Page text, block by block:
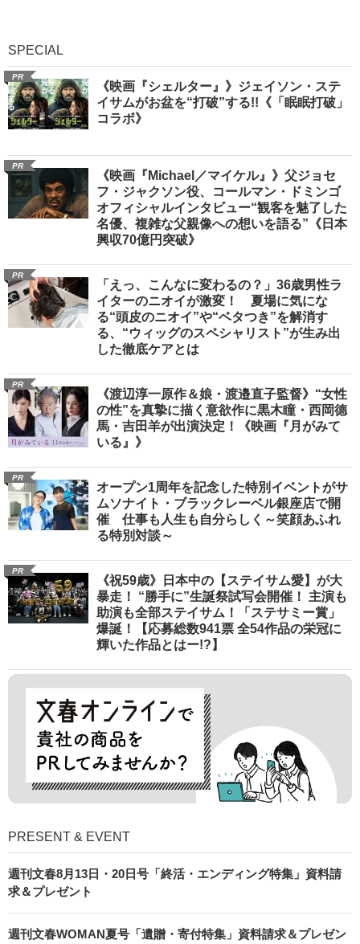
SPECIAL
PR
《映画『シェルター』》ジェイソン・ステ
イサムがお盆を“打破”する!!《「眠眠打破」
コラボ》
PR
《映画『Michael／マイケル』》父ジョセ
フ・ジャクソン役、コールマン・ドミンゴ
オフィシャルインタビュー“観客を魅了した
名優、複雑な父親像への想いを語る”《日本
興収70億円突破》
PR
「えっ、こんなに変わるの？」36歳男性ラ
イターのニオイが激変！ 夏場に気にな
る“頭皮のニオイ”や“ベタつき”を解消す
る、“ウィッグのスペシャリスト”が生み出
した徹底ケアとは
PR
《渡辺淳一原作＆娘・渡邉直子監督》“女性
の性”を真摯に描く意欲作に黒木瞳・西岡德
馬・吉田羊が出演決定！《映画『月がみて
いる』》
PR
オープン1周年を記念した特別イベントがサ
ムソナイト・ブラックレーベル銀座店で開
催 仕事も人生も自分らしく～笑顔あふれ
る特別対談～
PR
《祝59歳》日本中の【ステイサム愛】が大
暴走！ “勝手に”生誕祭試写会開催！ 主演も
助演も全部ステイサム！「ステサミー賞」
爆誕！【応募総数941票 全54作品の栄冠に
輝いた作品とはー!?】
PRESENT & EVENT
週刊文春8月13日・20日号「終活・エンディング特集」資料請
求＆プレゼント
週刊文春WOMAN夏号「遺贈・寄付特集」資料請求＆プレゼン